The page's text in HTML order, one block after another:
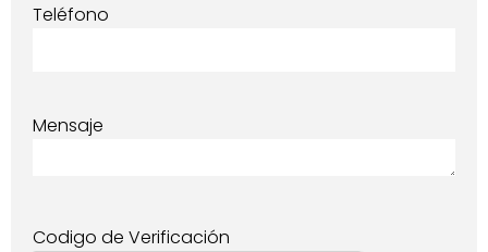
Teléfono
Mensaje
Codigo de Verificación